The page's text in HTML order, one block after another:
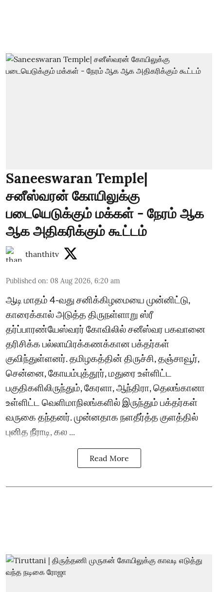
Saneeswaran Temple|
சனீஸ்வரன் கோயிலுக்கு
படையெடுக்கும் மக்கள் - நேரம் ஆக
ஆக அதிகரிக்கும் கூட்டம்
thanthitv
Published on: 08 Aug 2026, 6:20 am
ஆடி மாதம் 4-வது சனிக்கிழமையை முன்னிட்டு,
காரைக்கால் அடுத்த திருநள்ளாறு ஸ்ரீ
தர்ப்பாரண்யேஸ்வரர் கோவிலில் சனீஸ்வர பகவானை
தரிசிக்க பல்லாயிரக்கணக்கான பக்தர்கள்
குவிந்துள்ளனர். தமிழகத்தின் திருச்சி, தஞ்சாவூர்,
சென்னை, கோயம்புத்தூர், மதுரை உள்ளிட்ட
பகுதிகளிலிருந்தும், கேரளா, ஆந்திரா, தெலங்கானா
உள்ளிட்ட வெளிமாநிலங்களில் இருந்தும் பக்தர்கள்
வருகை தந்தனர். முன்னதாக நளதீர்த்த குளத்தில்
புனித நீராடி, கல ...
Read More